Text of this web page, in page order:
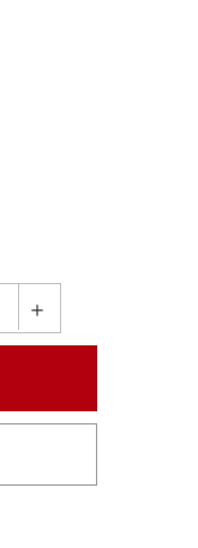
＋